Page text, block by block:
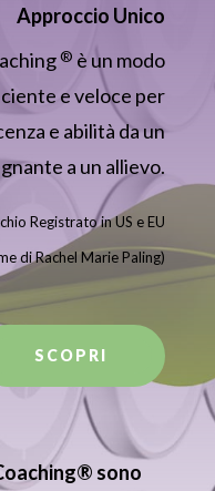
Approccio Unico
® è un modo
e veloce per
e abilità da un
a un allievo.
Registrato in US e EU
di Rachel Marie Paling)
SCOPRI
sono